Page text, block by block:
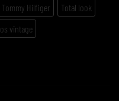
Tommy Hilfiger
Total look
vintage